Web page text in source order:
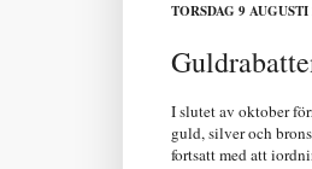
TORSDAG 9 AUGUSTI
I slutet av oktober
guld, silver och
fortsatt med att